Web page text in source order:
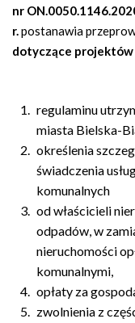
a
w
i
nr
r.postanawia
dotyczące projektów
regulaminu
miasta Bielska-
określenia
świadczenia
komunalnych
od właścicieli
odpadów, w
nieruchomości
komunalnymi,
opłaty za
zwolnienia z